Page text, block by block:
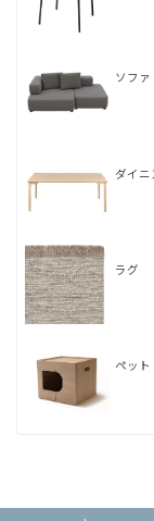
ソファ
ダイニ
ラグ
ペット